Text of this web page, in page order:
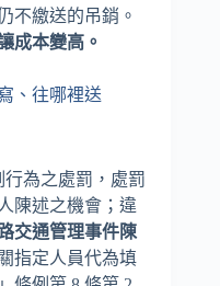
不繳送的吊銷。
成本變高。
、往哪裡送
行為之處罰，處罰
陳述之機會；違
交通管理事件陳
指定人員代為填